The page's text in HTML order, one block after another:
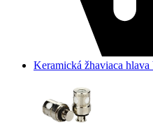
Keramická žhaviaca